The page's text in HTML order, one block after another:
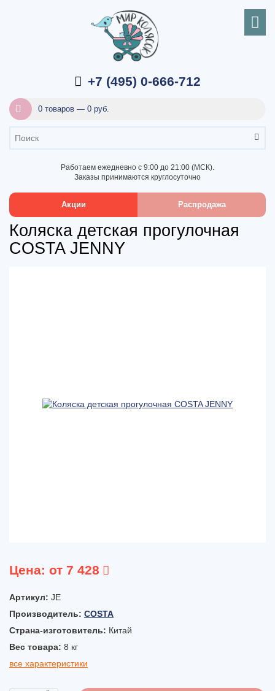
+7 (495) 0-666-712
0 товаров — 0 руб.
Работаем ежедневно с 9:00 до 21:00 (МСК).
Заказы принимаются круглосуточно
Акции Распродажа
Коляска детская прогулочная
COSTA JENNY
Цена: от 7 428
Артикул: JE
Производитель: COSTA
Страна-изготовитель: Китай
Вес товара: 8 кг
все характеристики